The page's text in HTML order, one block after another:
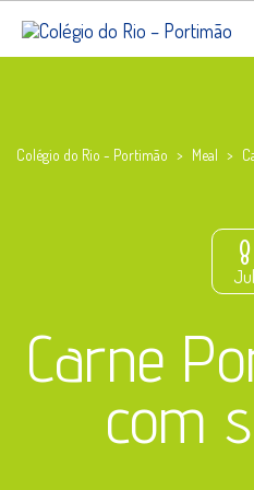
Colégio do Rio - Portimão > Meal >
8
Jul
Carne
com